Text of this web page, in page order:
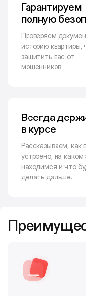
Гарантируем
полную
Проверяем
историю квартиры,
защитить вас от
мошенников.
Всегда
в курсе
Рассказываем, как
устроено, на каком
находимся и что
делать дальше.